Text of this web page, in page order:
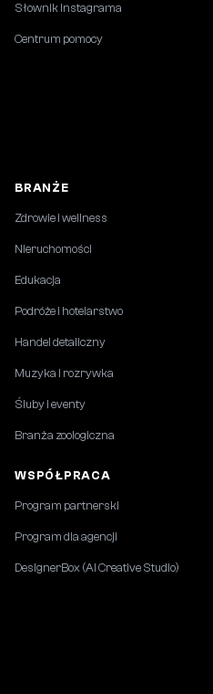
Słownik Instagrama
Centrum pomocy
BRANŻE
Zdrowie i wellness
Nieruchomości
Edukacja
Podróże i hotelarstwo
Handel detaliczny
Muzyka i rozrywka
Śluby i eventy
Branża zoologiczna
WSPÓŁPRACA
Program partnerski
Program dla agencji
DesignerBox (AI Creative Studio)